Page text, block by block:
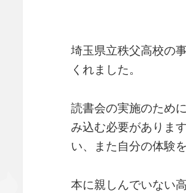
埼玉県立秩父高校の
くれました。
読書会の実施のため
み込む必要がありま
い、また自分の体験
本に親しんでいない